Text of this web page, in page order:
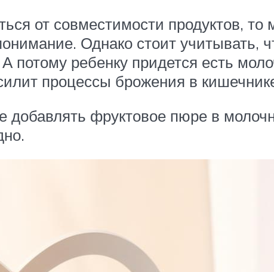
от совместимости продуктов,
Однако стоит учитывать,
потому ребенку придется есть
процессы брожения в
добавлять фруктовое пюре в